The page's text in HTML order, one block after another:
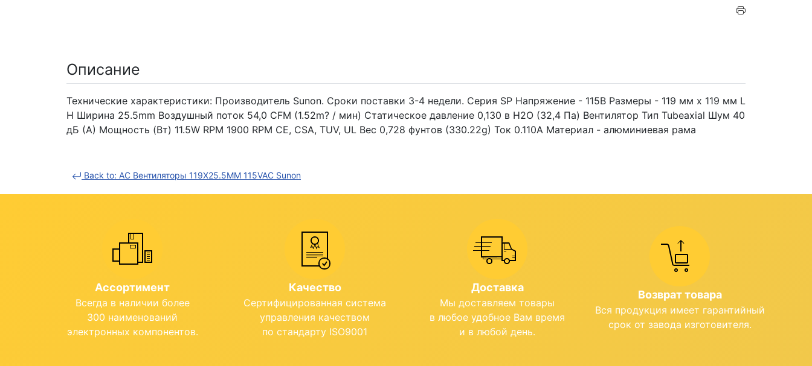
Описание
Технические характеристики: Производитель Sunon. Сроки поставки 3-4 недели. Серия SP Напряжение - 115В Размеры - 119 мм х 119 мм L
H Ширина 25.5mm Воздушный поток 54,0 CFM (1.52m? / мин) Статическое давление 0,130 в H2O (32,4 Па) Вентилятор Тип Tubeaxial Шум 40
дБ (А) Мощность (Вт) 11.5W RPM 1900 RPM CE, CSA, TUV, UL Вес 0,728 фунтов (330.22g) Ток 0.110A Материал - алюминиевая рама
Back to: AC Вентиляторы 119X25.5MM 115VAC Sunon
Ассортимент
Всегда в наличии более
300 наименований
электронных компонентов.
Качество
Сертифицированная система
управления качеством
по стандарту ISO9001
Доставка
Мы доставляем товары
в любое удобное Вам время
и в любой день.
Возврат товара
Вся продукция имеет гарантийный
срок от завода изготовителя.